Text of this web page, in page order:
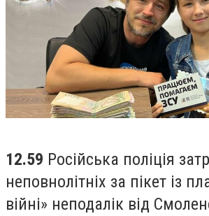
12.59 Російська поліція
неповнолітніх за пікет із
війні» неподалік від